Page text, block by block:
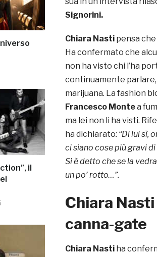
il
Signorini.
Chiara Nasti pensa
Ha confermato che
non ha visto chi l’ha
continuamente parlare,
marijuana. La fashion
Francesco Montea
ma lei non li ha visti.
ha dichiarato: “Di lui sì,
ci siano cose più gravi
Si è detto che se la
un po’ rotto…”.
Chiara
canna-gate
Chiara Nasti ha